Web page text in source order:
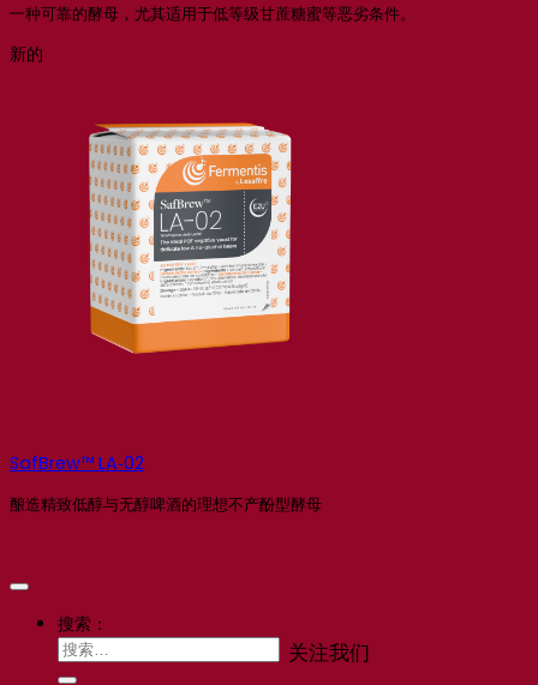
一种可靠的酵母，尤其适用于低等级甘蔗糖蜜等恶劣条件。
新的
SafBrew™ LA‑02
酿造精致低醇与无醇啤酒的理想不产酚型酵母
关注我们
搜索：